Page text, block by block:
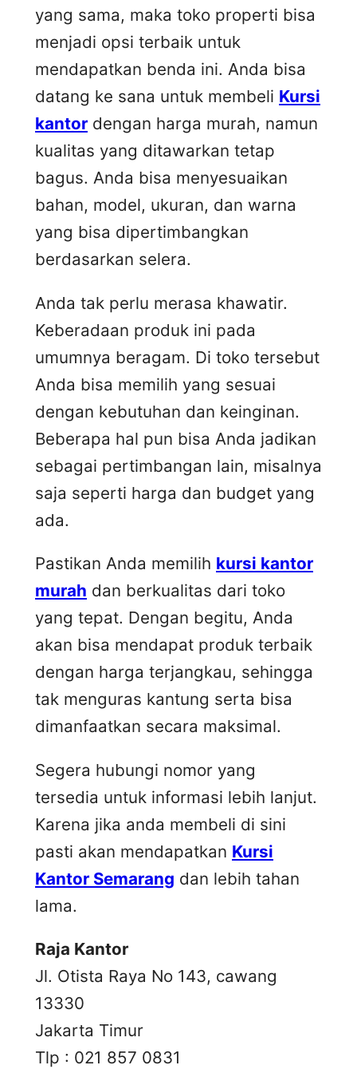
yang sama, maka toko properti bisa
menjadi opsi terbaik untuk
mendapatkan benda ini. Anda bisa
datang ke sana untuk membeli Kursi
kantor dengan harga murah, namun
kualitas yang ditawarkan tetap
bagus. Anda bisa menyesuaikan
bahan, model, ukuran, dan warna
yang bisa dipertimbangkan
berdasarkan selera.
Anda tak perlu merasa khawatir.
Keberadaan produk ini pada
umumnya beragam. Di toko tersebut
Anda bisa memilih yang sesuai
dengan kebutuhan dan keinginan.
Beberapa hal pun bisa Anda jadikan
sebagai pertimbangan lain, misalnya
saja seperti harga dan budget yang
ada.
Pastikan Anda memilih kursi kantor
murah dan berkualitas dari toko
yang tepat. Dengan begitu, Anda
akan bisa mendapat produk terbaik
dengan harga terjangkau, sehingga
tak menguras kantung serta bisa
dimanfaatkan secara maksimal.
Segera hubungi nomor yang
tersedia untuk informasi lebih lanjut.
Karena jika anda membeli di sini
pasti akan mendapatkan Kursi
Kantor Semarang dan lebih tahan
lama.
Raja Kantor
Jl. Otista Raya No 143, cawang
13330
Jakarta Timur
Tlp : 021 857 0831